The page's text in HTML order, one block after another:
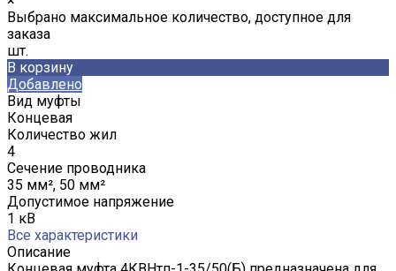
Выбрано максимальное количество, доступное для
заказа
шт.
В корзину
Добавлено
Вид муфты
Концевая
Количество жил
4
Сечение проводника
35 мм², 50 мм²
Допустимое напряжение
1 кВ
Все характеристики
Описание